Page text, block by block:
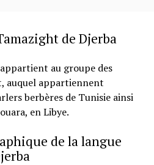
de Djerba
au groupe des
auquel appartiennent
berbères de Tunisie ainsi
en Libye.
de la langue